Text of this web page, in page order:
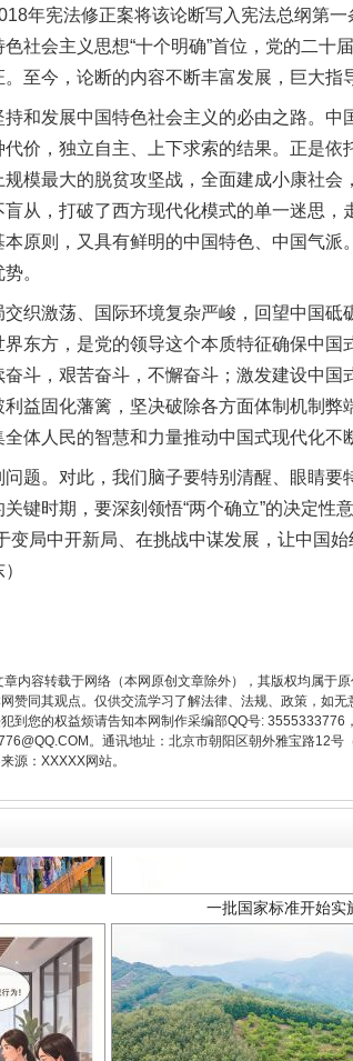
年宪法修正案将该论断写入宪法总纲第
社会主义思想“十个明确”首位，党的二十
至今，论断的内容不断丰富发展，巨大指
发展中国特色社会主义的必由之路。中
代价，独立自主、上下求索的结果。正是
模最大的脱贫攻坚战，全面建成小康社
从，打破了西方现代化模式的单一迷思
原则，又具有鲜明的中国特色、中国气
。
激荡、国际环境复杂严峻，回望中国砥
东方，是党的领导这个本质特征确保中
斗，艰苦奋斗，不懈奋斗；激发建设中
益固化藩篱，坚决破除各方面体制机制
体人民的智慧和力量推动中国式现代化不
。对此，我们脑子要特别清醒、眼睛要
键时期，要深刻领悟“两个确立”的决定性
变局中开新局、在挑战中谋发展，让中国
章内容转载于网络（本网原创文章除外），其版权均属
赞同其观点。仅供交流学习了解法律、法规、政策，如
到您的权益烦请告知本网制作采编部QQ号:
。通讯地址：北京市朝阳区朝外雅宝路12
源：XXXXX网站。
落实 一纸欠条伤亲情 巡回调解
问题” 法徽映军营 权益有保